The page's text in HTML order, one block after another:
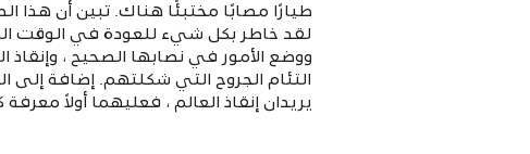
طيارًا مصابًا مختبئًا هناك. تبين أن
لقد خاطر بكل شيء للعودة في الوقت
ووضع الأمور في نصابها الصحيح ، وإنقاذ
التئام الجروح التي شكلتهم. إضافة إلى
يريدان إنقاذ العالم ، فعليهما أولاً